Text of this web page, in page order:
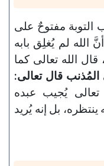
مفتوحٌ على
لم يُغلِق بابه
قال الله تعالى كما
المُذنب قال تعالى:
تعالى يُجيب عبده
ينتظره، بل إنه يُريد